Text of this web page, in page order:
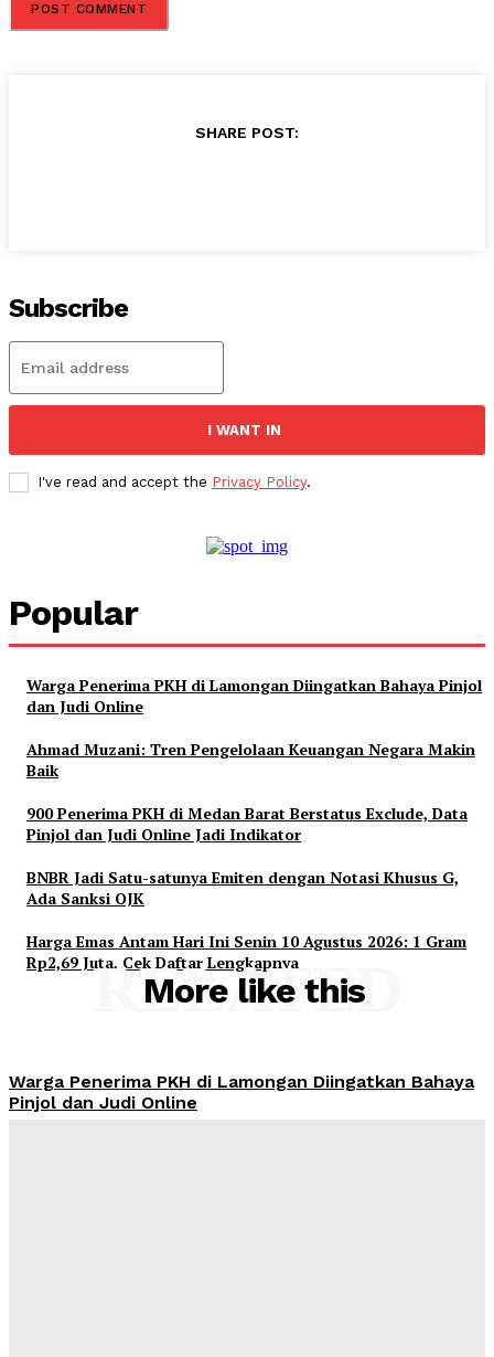
SHARE POST:
Subscribe
I WANT IN
I've read and accept the Privacy Policy.
Popular
Warga Penerima PKH di Lamongan Diingatkan Bahaya Pinjol
dan Judi Online
Ahmad Muzani: Tren Pengelolaan Keuangan Negara Makin
Baik
900 Penerima PKH di Medan Barat Berstatus Exclude, Data
Pinjol dan Judi Online Jadi Indikator
BNBR Jadi Satu-satunya Emiten dengan Notasi Khusus G,
Ada Sanksi OJK
Harga Emas Antam Hari Ini Senin 10 Agustus 2026: 1 Gram
Rp2,69 Juta, Cek Daftar Lengkapnya
More like this
RELATED
Warga Penerima PKH di Lamongan Diingatkan Bahaya
Pinjol dan Judi Online